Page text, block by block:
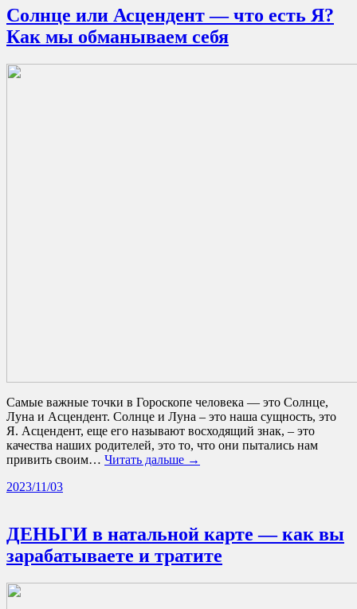
Солнце или Асцендент — что есть Я?
Как мы обманываем себя
Самые важные точки в Гороскопе человека — это Солнце,
Луна и Асцендент. Солнце и Луна – это наша сущность, это
Я. Асцендент, еще его называют восходящий знак, – это
качества наших родителей, это то, что они пытались нам
привить своим… Читать дальше →
2023/11/03
ДЕНЬГИ в натальной карте — как вы
зарабатываете и тратите